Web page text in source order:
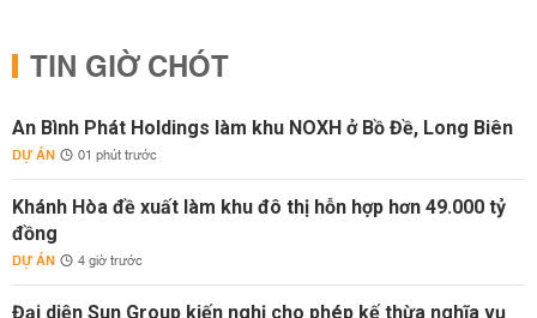
TIN GIỜ CHÓT
An Bình Phát Holdings làm khu NOXH ở Bồ Đề, Long Biên
DỰ ÁN 01 phút trước
Khánh Hòa đề xuất làm khu đô thị hỗn hợp hơn 49.000 tỷ
đồng
DỰ ÁN 4 giờ trước
Đại diện Sun Group kiến nghị cho phép kế thừa nghĩa vụ